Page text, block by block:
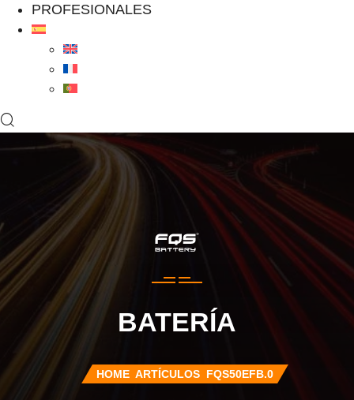
PROFESIONALES
BATERÍA
HOME ARTÍCULOS FQS50EFB.0